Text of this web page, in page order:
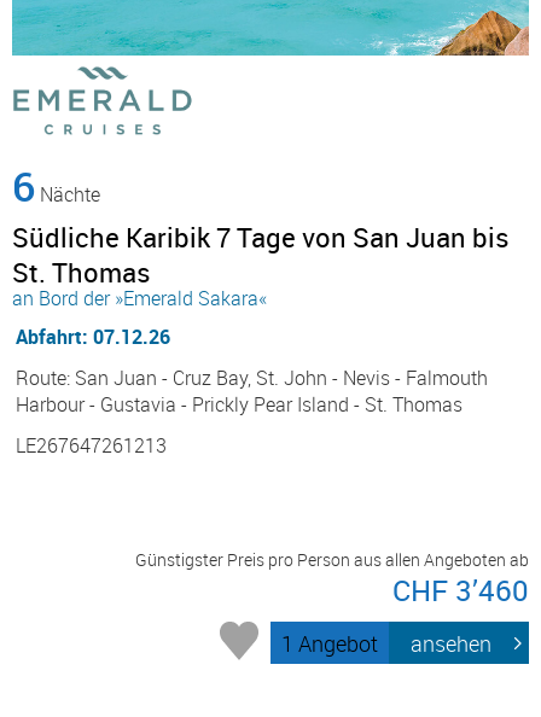
6 Nächte
Südliche Karibik 7 Tage von San Juan bis
St. Thomas
an Bord der »Emerald Sakara«
Abfahrt: 07.12.26
Route: San Juan - Cruz Bay, St. John - Nevis - Falmouth
Harbour - Gustavia - Prickly Pear Island - St. Thomas
LE267647261213
Günstigster Preis pro Person aus allen Angeboten ab
CHF 3’460
1 Angebot ansehen